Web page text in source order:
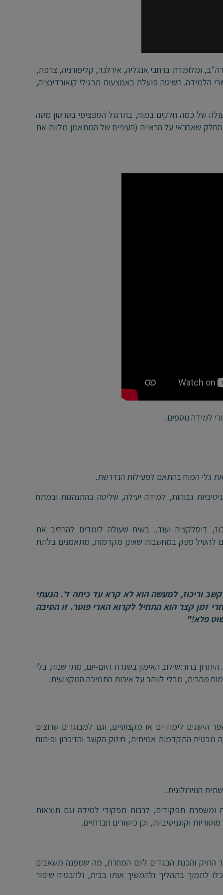
ומלומדת ברחבי אנגליה, אירלנד, קליפורניה, צרפת,
הלמידה. השיטה פועלת באמצעות תרגילי קואורדינציה,
של כמה חלקים במוח, בתרגול הספציפי בסרטון מטה
שאחראי על הראייה (העיניים של המתאמן מלוות את
למידה נוספים.
את גלי המוח בהתאם לפעילות הנדרשת.
גבוהות, למידה יעילה, שליטה בהתנהגות ובמתח
דיסלקציה ועוד.. בשיח שעולה לומדים להרחיב את
להטיל ספק במחשבות שאינן מקדמות, מתאמנים בלתת
וריכוז, למעשה הוא לא קרא עד כיתה ד'. הגעתי
זמן קצר הוא התחיל לקרוא הארי פוטר. זו הסיבה
פלא!"
ברור:שילוב האימון בשגרת היום-יום, מתי שנוח, בלי
מהבית, מבלי לוותר על איכות התמיכה המקצועית.
הישגים לימודיים או מקצועיים, וגם למבוגרים שרוצים
התקדמות אמיתית, חיזוק הקשב והזיכרון ופיתוח
הנוירולוגית.
ומשפרת תפקודים, לרבות תפקודי למידה וגם תוצאות
וקוגניטיביות, וכן כישורים חברתיים.
התיק והכנת הבגדים ליום המחרת, מה שמפנה משאבים
לתמוך בתהליך ולהמשיך אותו בבית, ולהבטיח שיפור